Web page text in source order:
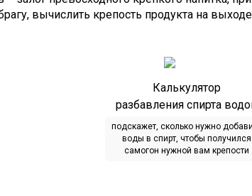
вычислить крепость продукта на
Калькулятор
разбавления спирта
подскажет, сколько нужно
воды в спирт, чтобы получился
самогон нужной вам крепости